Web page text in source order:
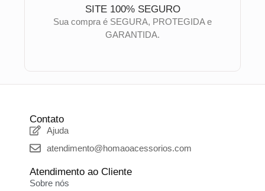
SITE 100% SEGURO
Sua compra é SEGURA, PROTEGIDA e
GARANTIDA.
Contato
Ajuda
atendimento@homaoacessorios.com
Atendimento ao Cliente
Sobre nós